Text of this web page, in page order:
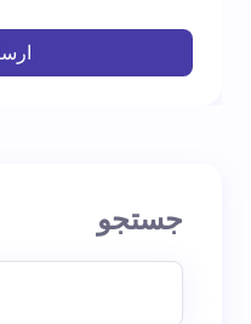
جستجو